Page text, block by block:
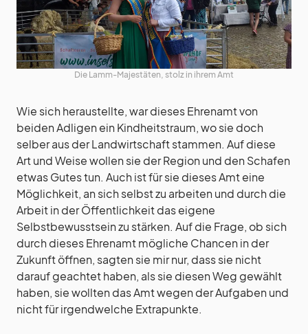
Die Lamm-Majestäten, stolz in ihrem Amt
Wie sich heraustellte, war dieses Ehrenamt von
beiden Adligen ein Kindheitstraum, wo sie doch
selber aus der Landwirtschaft stammen. Auf diese
Art und Weise wollen sie der Region und den Schafen
etwas Gutes tun. Auch ist für sie dieses Amt eine
Möglichkeit, an sich selbst zu arbeiten und durch die
Arbeit in der Öffentlichkeit das eigene
Selbstbewusstsein zu stärken. Auf die Frage, ob sich
durch dieses Ehrenamt mögliche Chancen in der
Zukunft öffnen, sagten sie mir nur, dass sie nicht
darauf geachtet haben, als sie diesen Weg gewählt
haben, sie wollten das Amt wegen der Aufgaben und
nicht für irgendwelche Extrapunkte.